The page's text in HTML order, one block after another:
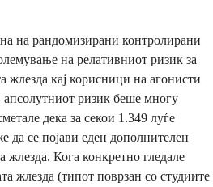
на рандомизирани контролирани
на релативниот ризик за
жлезда кај корисници на агонисти
ризик беше многу
дека за секои 1.349 луѓе
да се појави еден дополнителен
жлезда. Кога конкретно гледале
жлезда (типот поврзан со студиите